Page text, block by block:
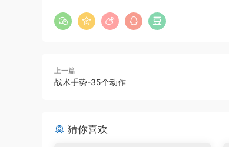
上一篇
战术手势-35个动作
猜你喜欢